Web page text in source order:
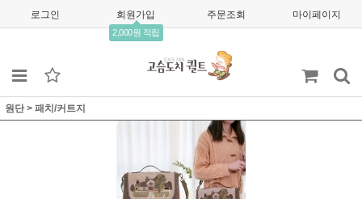
로그인 회원가입
2,000원 적립
주문조회 마이페이지
원단 > 패치/커트지